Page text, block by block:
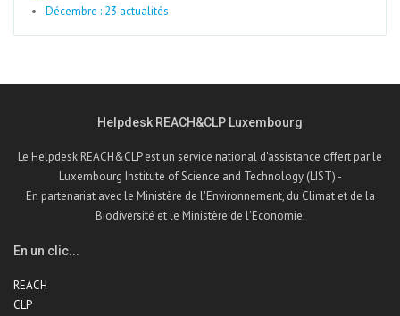
Décembre : 23 actualités
Helpdesk REACH&CLP Luxembourg
Le Helpdesk REACH&CLP est un service national d'assistance offert par le
Luxembourg Institute of Science and Technology (LIST) -
En partenariat avec le Ministère de l'Environnement, du Climat et de la
Biodiversité et le Ministère de l'Economie.
En un clic...
REACH
CLP